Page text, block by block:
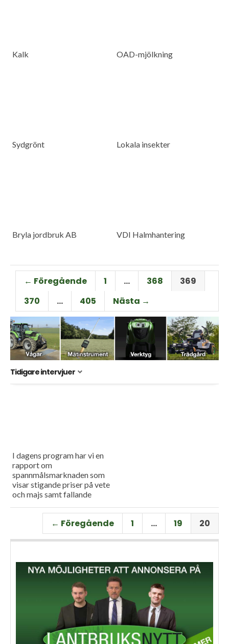
Kalk OAD-mjölkning
Sydgrönt Lokala insekter
Bryla jordbruk AB VDI Halmhantering
← Föregående 1 … 368
369
370
… 405 Nästa →
Tidigare intervjuer
I dagens program har vi en
rapport om
spannmålsmarknaden som
visar stigande priser på vete
och majs samt fallande
premiär för vårt
måndagsprogram med en
längre intervju med Erik
Stjerndahl vd för HIR Skåne,
fältdagar.
← Föregående 1 … 19 20